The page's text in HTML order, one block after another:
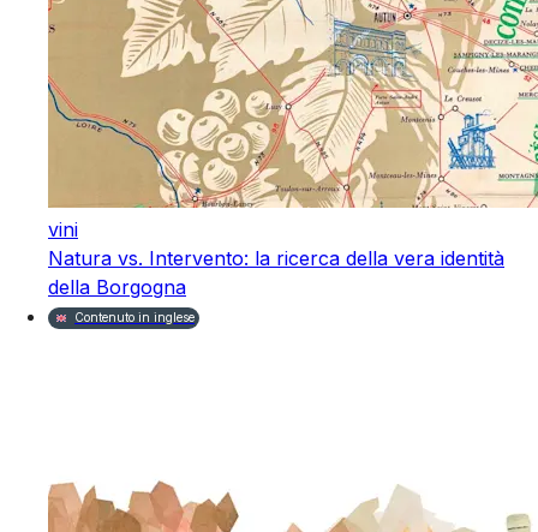
vini
Natura vs. Intervento: la ricerca della vera identità
della Borgogna
Contenuto in inglese